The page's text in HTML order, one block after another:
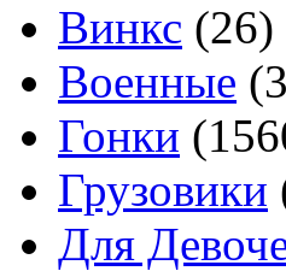
Винкс (26)
Военные
Гонки
Грузовики
Для